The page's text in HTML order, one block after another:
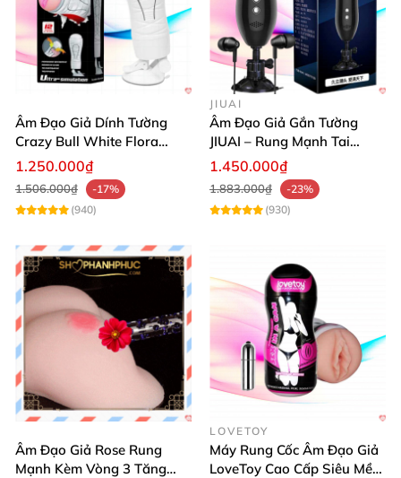
Âm Đạo Giả Dính Tường
Crazy Bull White Flora
Rung Mạnh
1.250.000₫
1.506.000₫
-17%
(940)
JIUAI
Âm Đạo Giả Gắn Tường
JIUAI – Rung Mạnh Tai
Nghe Kèm Tăng Khoái Cảm
1.450.000₫
1.883.000₫
-23%
(930)
Âm Đạo Giả Rose Rung
Mạnh Kèm Vòng 3 Tăng
LOVETOY
Máy Rung Cốc Âm Đạo Giả
LoveToy Cao Cấp Siêu Mềm